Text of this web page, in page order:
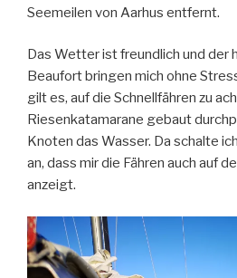
Seemeilen von Aarhus entfernt.
Das Wetter ist freundlich und der
Beaufort bringen mich ohne
gilt es, auf die Schnellfähren zu
Riesenkatamarane gebaut
Knoten das Wasser. Da schalte
an, dass mir die Fähren auch auf
anzeigt.